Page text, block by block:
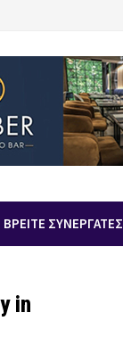
ΒΡΕΙΤΕ ΣΥΝΕΡΓΑΤΕΣ
in